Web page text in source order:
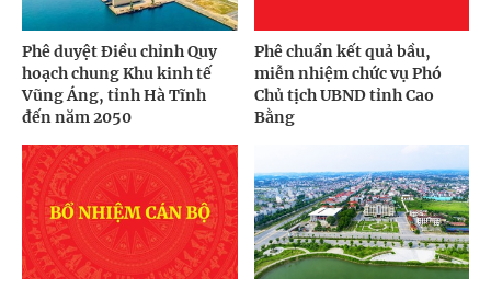
Phê duyệt Điều chỉnh Quy
hoạch chung Khu kinh tế
Vũng Áng, tỉnh Hà Tĩnh
đến năm 2050
Phê chuẩn kết quả bầu,
miễn nhiệm chức vụ Phó
Chủ tịch UBND tỉnh Cao
Bằng